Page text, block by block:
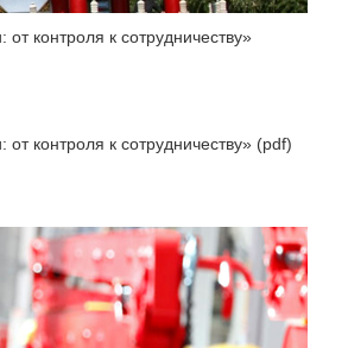
контроля к сотрудничеству»
контроля к сотрудничеству» (pdf)